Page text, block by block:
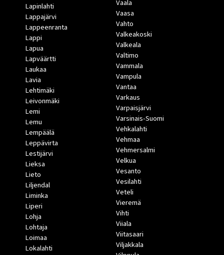
Lapinlahti
Lappajärvi
Lappeenranta
Lappi
Lapua
Lapväärtti
Laukaa
Lavia
Lehtimäki
Leivonmäki
Lemi
Lemu
Lempäälä
Leppävirta
Lestijärvi
Lieksa
Lieto
Liljendal
Liminka
Liperi
Lohja
Lohtaja
Loimaa
Lokalahti
Vaala
Vaasa
Vahto
Valkeakoski
Valkeala
Valtimo
Vammala
Vampula
Vantaa
Varkaus
Varpaisjärvi
Varsinais-Suomi
Vehkalahti
Vehmaa
Vehmersalmi
Velkua
Vesanto
Vesilahti
Veteli
Vieremä
Vihti
Viiala
Viitasaari
Viljakkala